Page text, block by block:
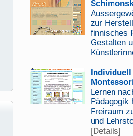
zur
finnisches
Gestalten
Lernen
Pädagogik
Freiraum
und
[Details]